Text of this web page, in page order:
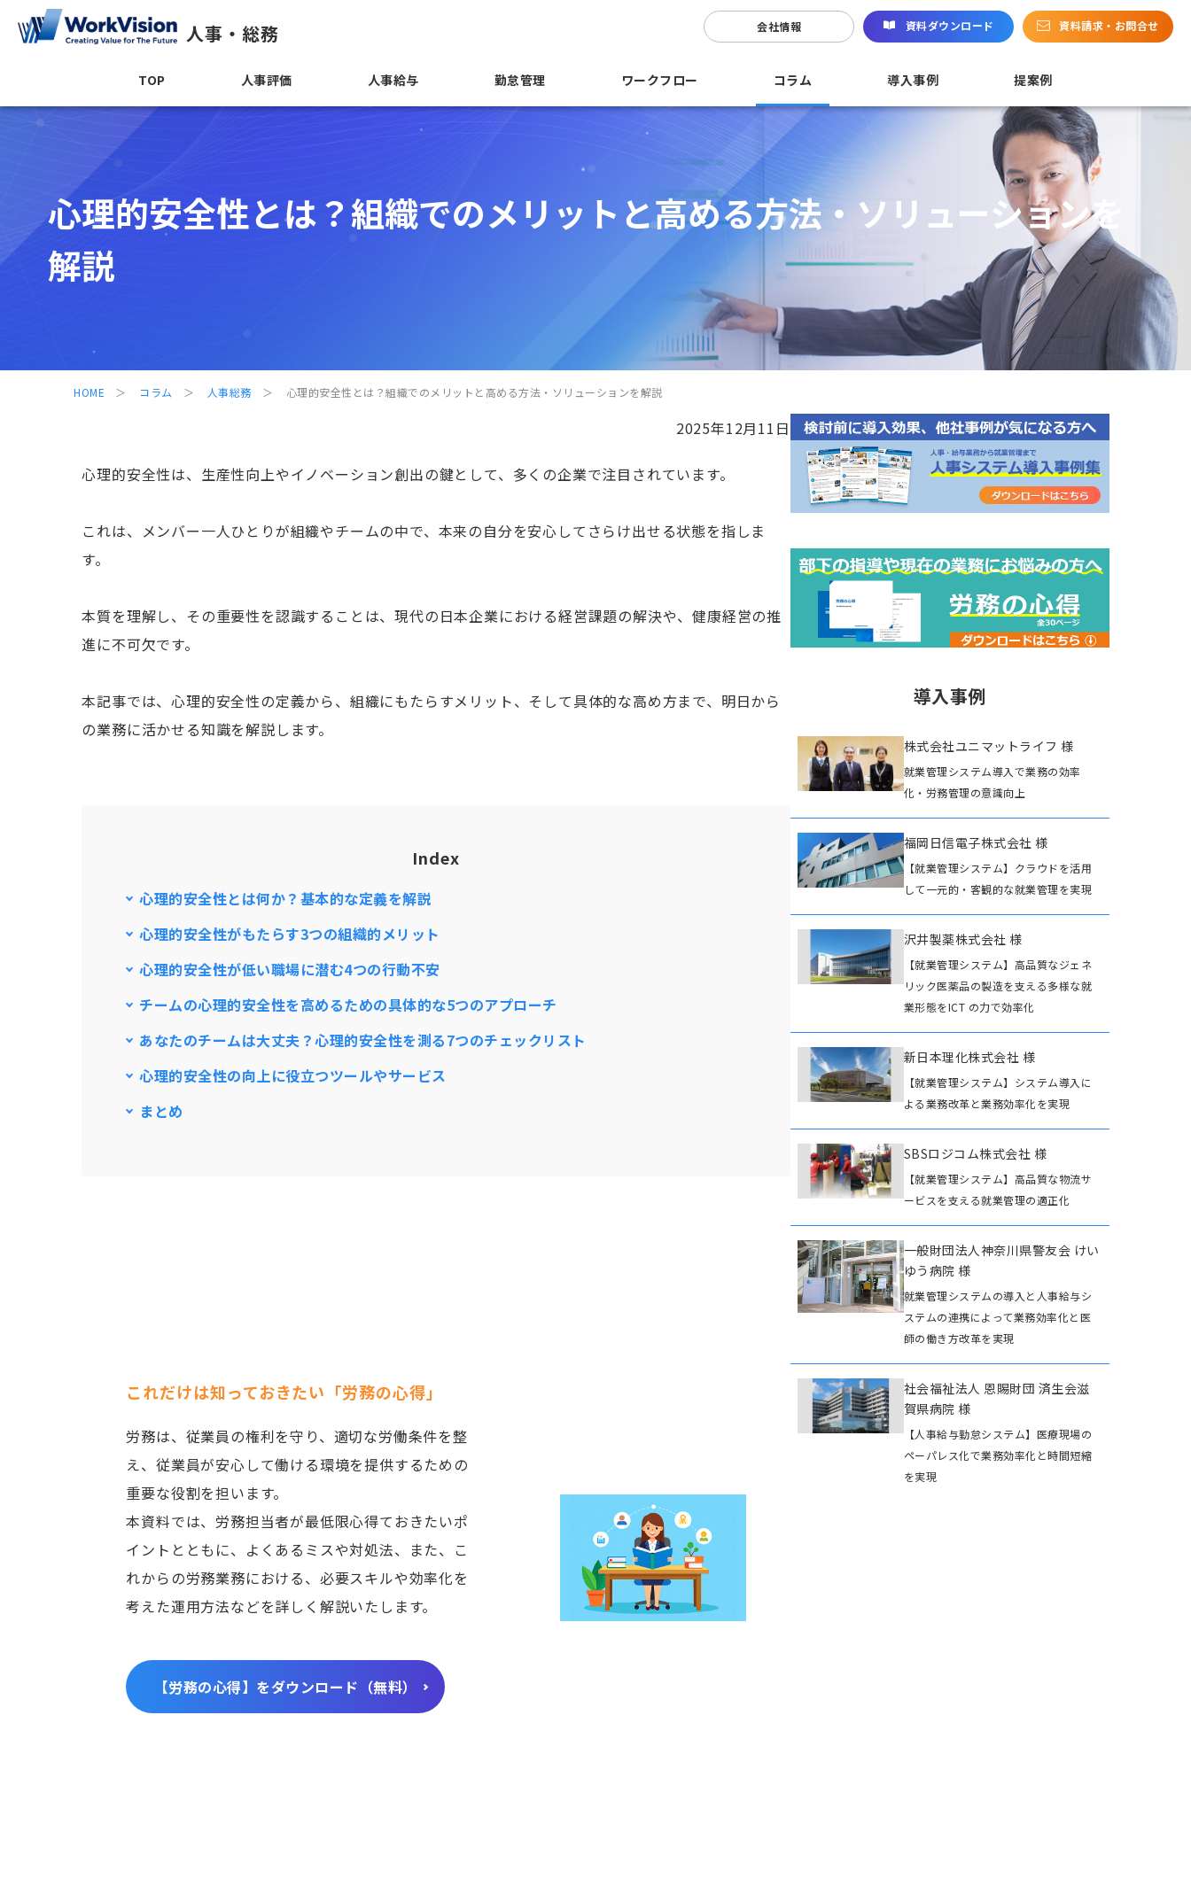
人事・総務 会社情報 資料ダウンロード 資料請求・お問合せ
TOP 人事評価 人事給与 勤怠管理 ワークフロー コラム 導入事例 提案例
心理的安全性とは？組織でのメリットと高める方法・ソリューションを
解説
HOME コラム 人事総務 心理的安全性とは？組織でのメリットと高める方法・ソリューションを解説
2025年12月11日
心理的安全性は、生産性向上やイノベーション創出の鍵として、多くの企業で注目されています。
これは、メンバー一人ひとりが組織やチームの中で、本来の自分を安心してさらけ出せる状態を指しま
す。
本質を理解し、その重要性を認識することは、現代の日本企業における経営課題の解決や、健康経営の推
進に不可欠です。
本記事では、心理的安全性の定義から、組織にもたらすメリット、そして具体的な高め方まで、明日から
の業務に活かせる知識を解説します。
Index
心理的安全性とは何か？基本的な定義を解説
心理的安全性がもたらす3つの組織的メリット
心理的安全性が低い職場に潜む4つの行動不安
チームの心理的安全性を高めるための具体的な5つのアプローチ
あなたのチームは大丈夫？心理的安全性を測る7つのチェックリスト
心理的安全性の向上に役立つツールやサービス
まとめ
これだけは知っておきたい「労務の心得」
労務は、従業員の権利を守り、適切な労働条件を整
え、従業員が安心して働ける環境を提供するための
重要な役割を担います。
本資料では、労務担当者が最低限心得ておきたいポ
イントとともに、よくあるミスや対処法、また、こ
れからの労務業務における、必要スキルや効率化を
考えた運用方法などを詳しく解説いたします。
【労務の心得】をダウンロード（無料）
導入事例
株式会社ユニマットライフ 様
就業管理システム導入で業務の効率
化・労務管理の意識向上
福岡日信電子株式会社 様
【就業管理システム】クラウドを活用
して一元的・客観的な就業管理を実現
沢井製薬株式会社 様
【就業管理システム】高品質なジェネ
リック医薬品の製造を支える多様な就
業形態をICT の力で効率化
新日本理化株式会社 様
【就業管理システム】システム導入に
よる業務改革と業務効率化を実現
SBSロジコム株式会社 様
【就業管理システム】高品質な物流サ
ービスを支える就業管理の適正化
一般財団法人神奈川県警友会 けい
ゆう病院 様
就業管理システムの導入と人事給与シ
ステムの連携によって業務効率化と医
師の働き方改革を実現
社会福祉法人 恩賜財団 済生会滋
賀県病院 様
【人事給与勤怠システム】医療現場の
ペーパレス化で業務効率化と時間短縮
を実現